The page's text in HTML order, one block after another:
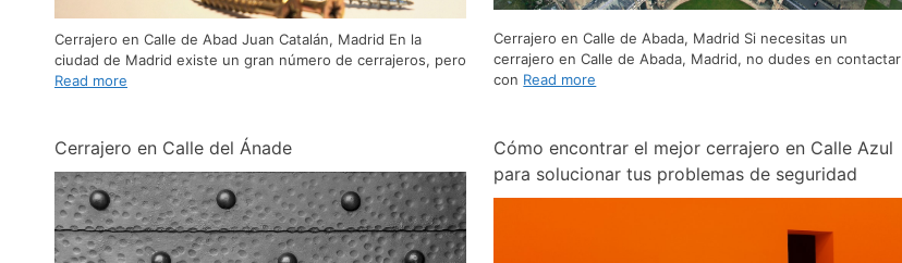
Cerrajero en Calle de Abad Juan Catalán, Madrid En la
ciudad de Madrid existe un gran número de cerrajeros, pero
Read more
Cerrajero en Calle de Abada, Madrid Si necesitas un
cerrajero en Calle de Abada, Madrid, no dudes en contactar
con Read more
Cerrajero en Calle del Ánade
Cómo encontrar el mejor cerrajero en Calle Azul
para solucionar tus problemas de seguridad